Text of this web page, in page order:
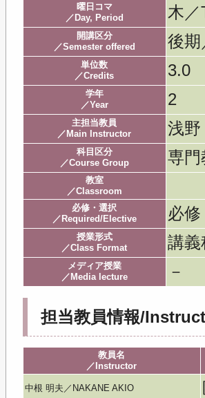
曜日コマ
／Day, Period
木
開講区分
／Semester offered
後期
単位数
／Credits
3.0
学年
／Year
2
主担当教員
／Main Instructor
浅
科目区分
／Course Group
専
教室
／Classroom
必修・選択
／Required/Elective
必修
授業形式
／Class Format
講義
メディア授業
／Media lecture
－
担当教員情報/
教員名
／Instructor
中根 明夫／NAKANE AKIO